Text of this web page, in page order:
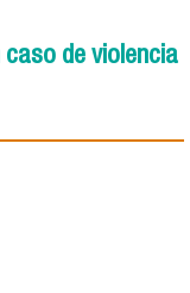
caso de violencia